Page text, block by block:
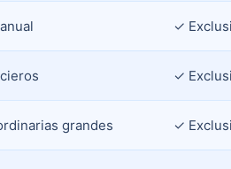
✓
✓
grandes ✓